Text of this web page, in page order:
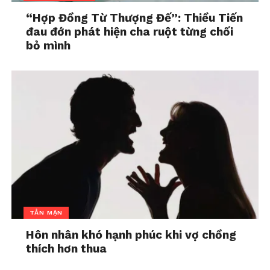
“Vậy giờ mình có thể làm gì để chuyện đó bớt căng
hơn nhỉ?”
Dấu hiệu bạn đang giữ được
“khoảng cách lành mạnh”
Bạn có thể chia sẻ vui buồn nhưng
không thấy ngại nếu không nói hết.
Người kia tôn trọng thời gian và
không gian riêng của bạn.
Hai bên có thể bất đồng nhưng vẫn
làm việc được cùng nhau.
Sau giờ làm, bạn không cảm thấy bị
“kiệt sức xã hội” vì phải cố tỏ ra thân
thiện.
“Hợp Đồng Từ Thượng Đế”: Thiều Tiến
đau đớn phát hiện cha ruột từng chối
bỏ mình
TẢN MẠN
Hôn nhân khó hạnh phúc khi vợ chồng
thích hơn thua